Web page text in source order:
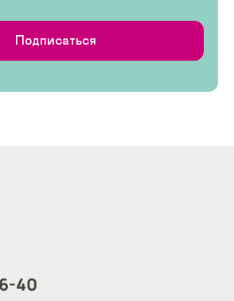
Подписаться
40